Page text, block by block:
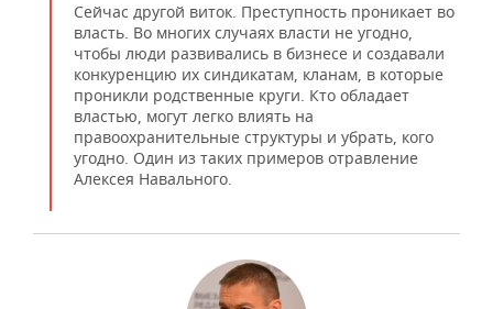
Сейчас другой виток. Преступность проникает во
власть. Во многих случаях власти не угодно,
чтобы люди развивались в бизнесе и создавали
конкуренцию их синдикатам, кланам, в которые
проникли родственные круги. Кто обладает
властью, могут легко влиять на
правоохранительные структуры и убрать, кого
угодно. Один из таких примеров отравление
Алексея Навального.